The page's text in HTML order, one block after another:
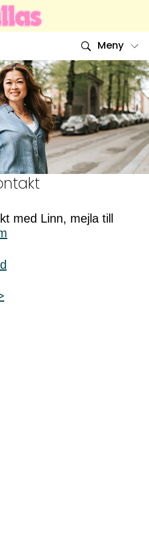
Meny
Arkiv
Kontakt
med Linn, mejla till